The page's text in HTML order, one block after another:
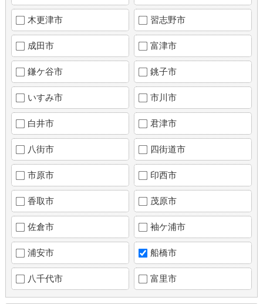
木更津市 習志野市
成田市 富津市
鎌ケ谷市 銚子市
いすみ市 市川市
白井市 君津市
八街市 四街道市
市原市 印西市
香取市 茂原市
佐倉市 袖ケ浦市
浦安市 船橋市
八千代市 富里市